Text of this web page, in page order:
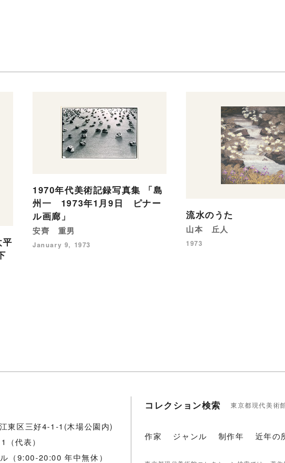
1970年代美術記録写真集 「島
州一 1973年1月9日 ピナー
ル画廊」
安齊 重男
January 9, 1973
流水のうた
山本 丘人
1973
東区三好4-1-1(木場公園内)
代表）
（9:00-20:00 年中無休）
コレクション検索 東京都現代美術
作家 ジャンル 制作年 近年の